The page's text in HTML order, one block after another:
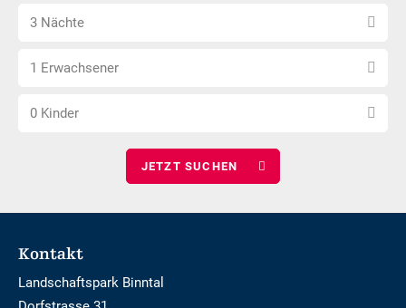
wählen
Anzahl
wählen
3 Nächte
Anzahl
wählen
1 Erwachsener
Anzahl
0 Kinder
Footer
Kontakt
Landschaftspark Binntal